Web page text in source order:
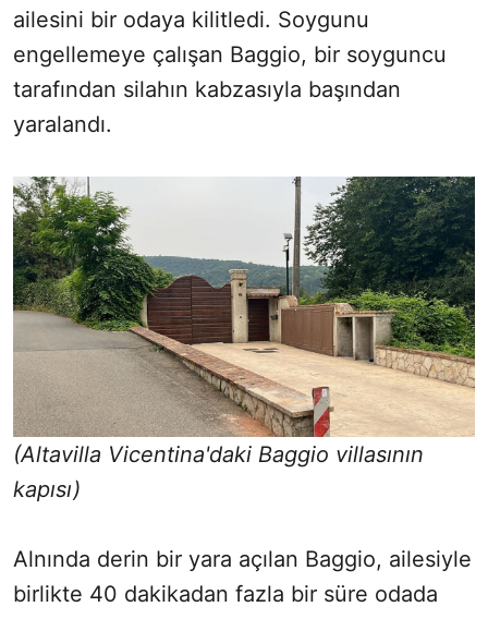
ailesini bir odaya kilitledi. Soygunu
engellemeye çalışan Baggio, bir soyguncu
tarafından silahın kabzasıyla başından
yaralandı.
(Altavilla Vicentina'daki Baggio villasının
kapısı)
Alnında derin bir yara açılan Baggio, ailesiyle
birlikte 40 dakikadan fazla bir süre odada